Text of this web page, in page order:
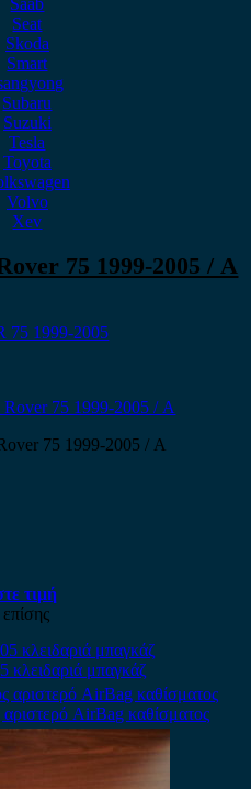
Saab
Seat
Skoda
Smart
Subaru
Suzuki
Tesla
Toyota
Volvo
Xev
75 1999-2005 / Α
75 1999-2005
75 1999-2005 / Α
τιμή
επίσης
κλειδαριά μπαγκάζ
AirBag καθίσματος